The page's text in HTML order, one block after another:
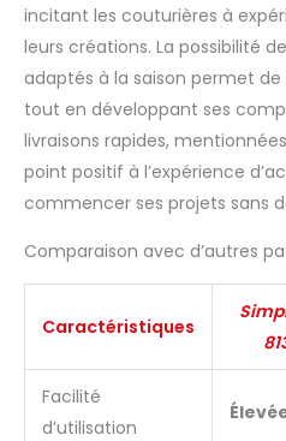
incitant les couturières à
leurs créations. La possibilité
adaptés à la saison permet
tout en développant ses
livraisons rapides,
point positif à l’expérience
commencer ses projets sans
Comparaison avec d’autres
Caractéristiques
Facilité
d’utilisation